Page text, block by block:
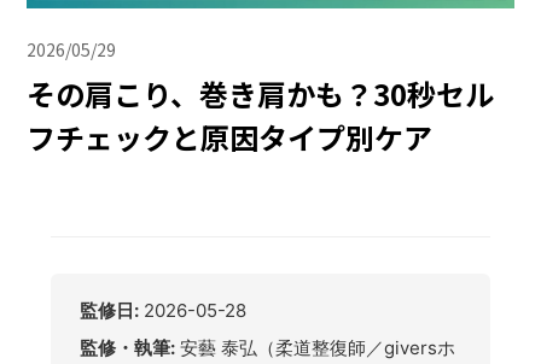
2026/05/29
その肩こり、巻き肩かも？30秒セル
フチェックと原因タイプ別ケア
監修日: 2026-05-28
監修・執筆: 安藝 泰弘（柔道整復師／giversホ